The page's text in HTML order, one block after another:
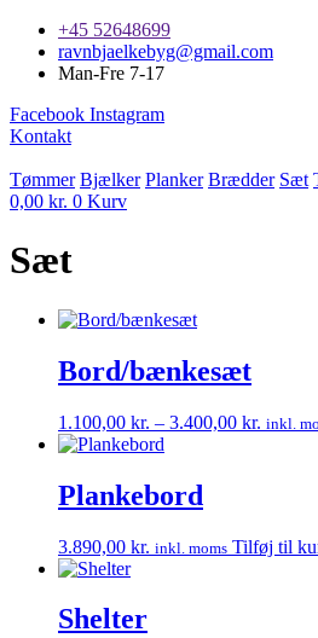
Videre
indhold
+45 52648699
ravnbjaelkebyg@gmail.com
Man-Fre 7-17
Facebook Instagram
Kontakt
Tømmer Bjælker Planker Brædder Sæt
0,00 kr. 0 Kurv
Sæt
Bord/bænkesæt
1.100,00 kr. – 3.400,00 kr. inkl.
Plankebord
3.890,00 kr. inkl. moms Tilføj til
Shelter